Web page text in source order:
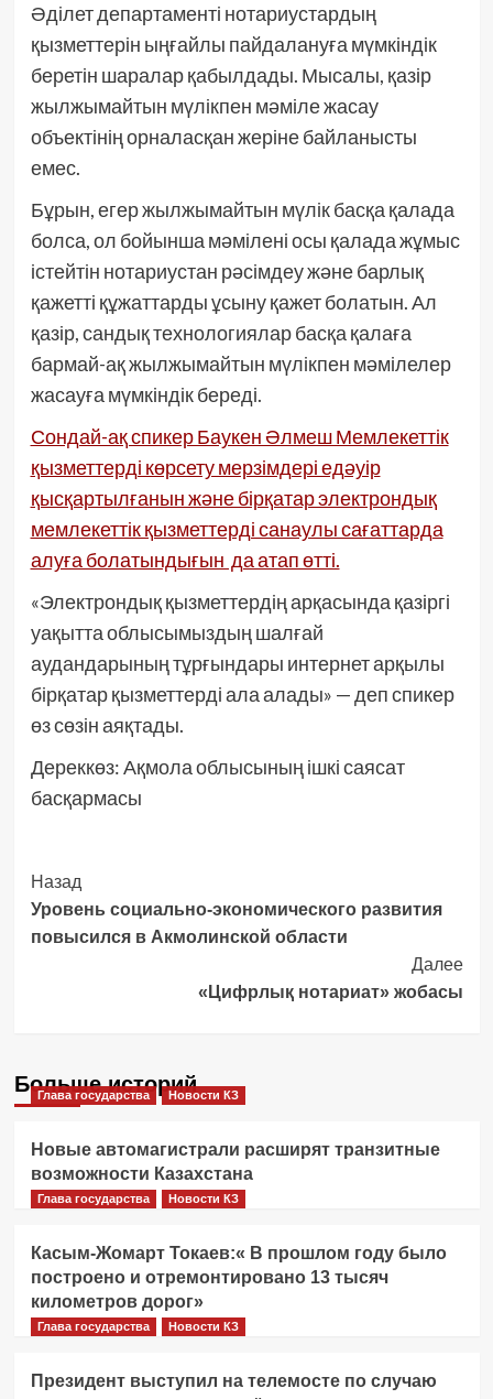
Әділет департаменті нотариустардың
қызметтерін ыңғайлы пайдалануға мүмкіндік
беретін шаралар қабылдады. Мысалы, қазір
жылжымайтын мүлікпен мәміле жасау
объектінің орналасқан жеріне байланысты
емес.
Бұрын, егер жылжымайтын мүлік басқа қалада
болса, ол бойынша мәмілені осы қалада жұмыс
істейтін нотариустан рәсімдеу және барлық
қажетті құжаттарды ұсыну қажет болатын. Ал
қазір, сандық технологиялар басқа қалаға
бармай-ақ жылжымайтын мүлікпен мәмілелер
жасауға мүмкіндік береді.
Сондай-ақ спикер Баукен Әлмеш Мемлекеттік
қызметтерді көрсету мерзімдері едәуір
қысқартылғанын және бірқатар электрондық
мемлекеттік қызметтерді санаулы сағаттарда
алуға болатындығын да атап өтті.
«Электрондық қызметтердің арқасында қазіргі
уақытта облысымыздың шалғай
аудандарының тұрғындары интернет арқылы
бірқатар қызметтерді ала алады» — деп спикер
өз сөзін аяқтады.
Дереккөз: Ақмола облысының ішкі саясат
басқармасы
Post
Navigation
Назад
Уровень социально-экономического развития
повысился в Акмолинской области
Далее
«Цифрлық нотариат» жобасы
Больше историй
Глава государства Новости КЗ
Новые автомагистрали расширят транзитные
возможности Казахстана
Глава государства Новости КЗ
Касым-Жомарт Токаев:« В прошлом году было
построено и отремонтировано 13 тысяч
километров дорог»
Глава государства Новости КЗ
Президент выступил на телемосте по случаю